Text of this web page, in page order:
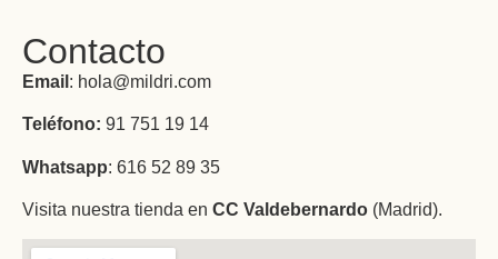
Contacto
Email : hola@mildri.com
Teléfono: 91 751 19 14
Whatsapp: 616 52 89 35
Visita nuestra tienda en CC Valdebernardo (Madrid).